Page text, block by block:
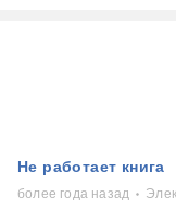
Не работает книга
более года назад